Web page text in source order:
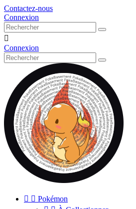
Contactez-nous
Connexion

Connexion
  Pokémon